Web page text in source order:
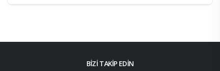
BİZİ TAKİP EDİN